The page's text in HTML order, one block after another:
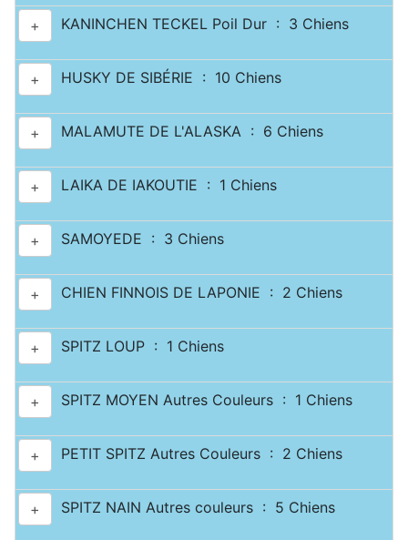
+ KANINCHEN TECKEL Poil Dur : 3 Chiens
+ HUSKY DE SIBÉRIE : 10 Chiens
+ MALAMUTE DE L'ALASKA : 6 Chiens
+ LAIKA DE IAKOUTIE : 1 Chiens
+ SAMOYEDE : 3 Chiens
+ CHIEN FINNOIS DE LAPONIE : 2 Chiens
+ SPITZ LOUP : 1 Chiens
+ SPITZ MOYEN Autres Couleurs : 1 Chiens
+ PETIT SPITZ Autres Couleurs : 2 Chiens
+ SPITZ NAIN Autres couleurs : 5 Chiens